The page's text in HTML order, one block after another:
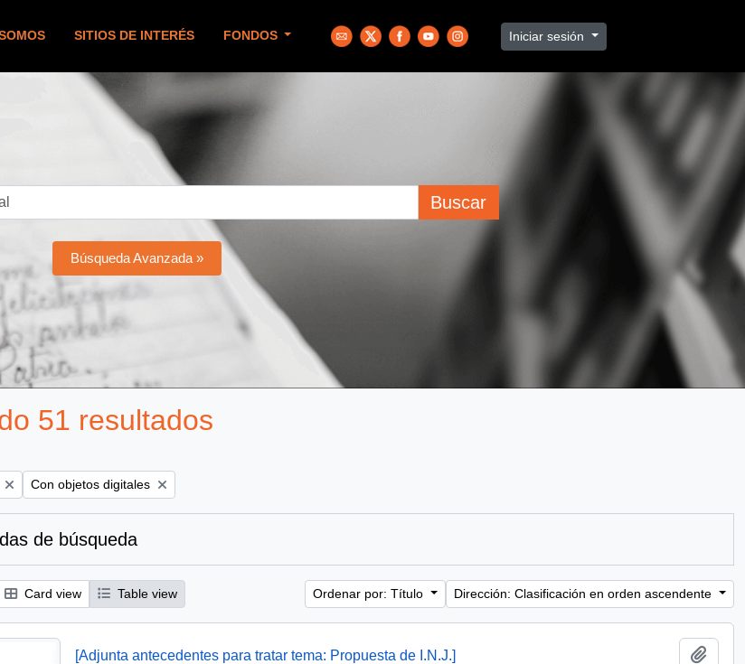
SITIOS DE INTERÉS FONDOS Iniciar sesión
Buscar
Búsqueda Avanzada »
51 resultados
Remove filter:
Con objetos digitales
de búsqueda
Card view Table view Ordenar por: Título Dirección: Clasificación en orden ascendente
[Adjunta antecedentes para tratar tema: Propuesta de I.N.J.]